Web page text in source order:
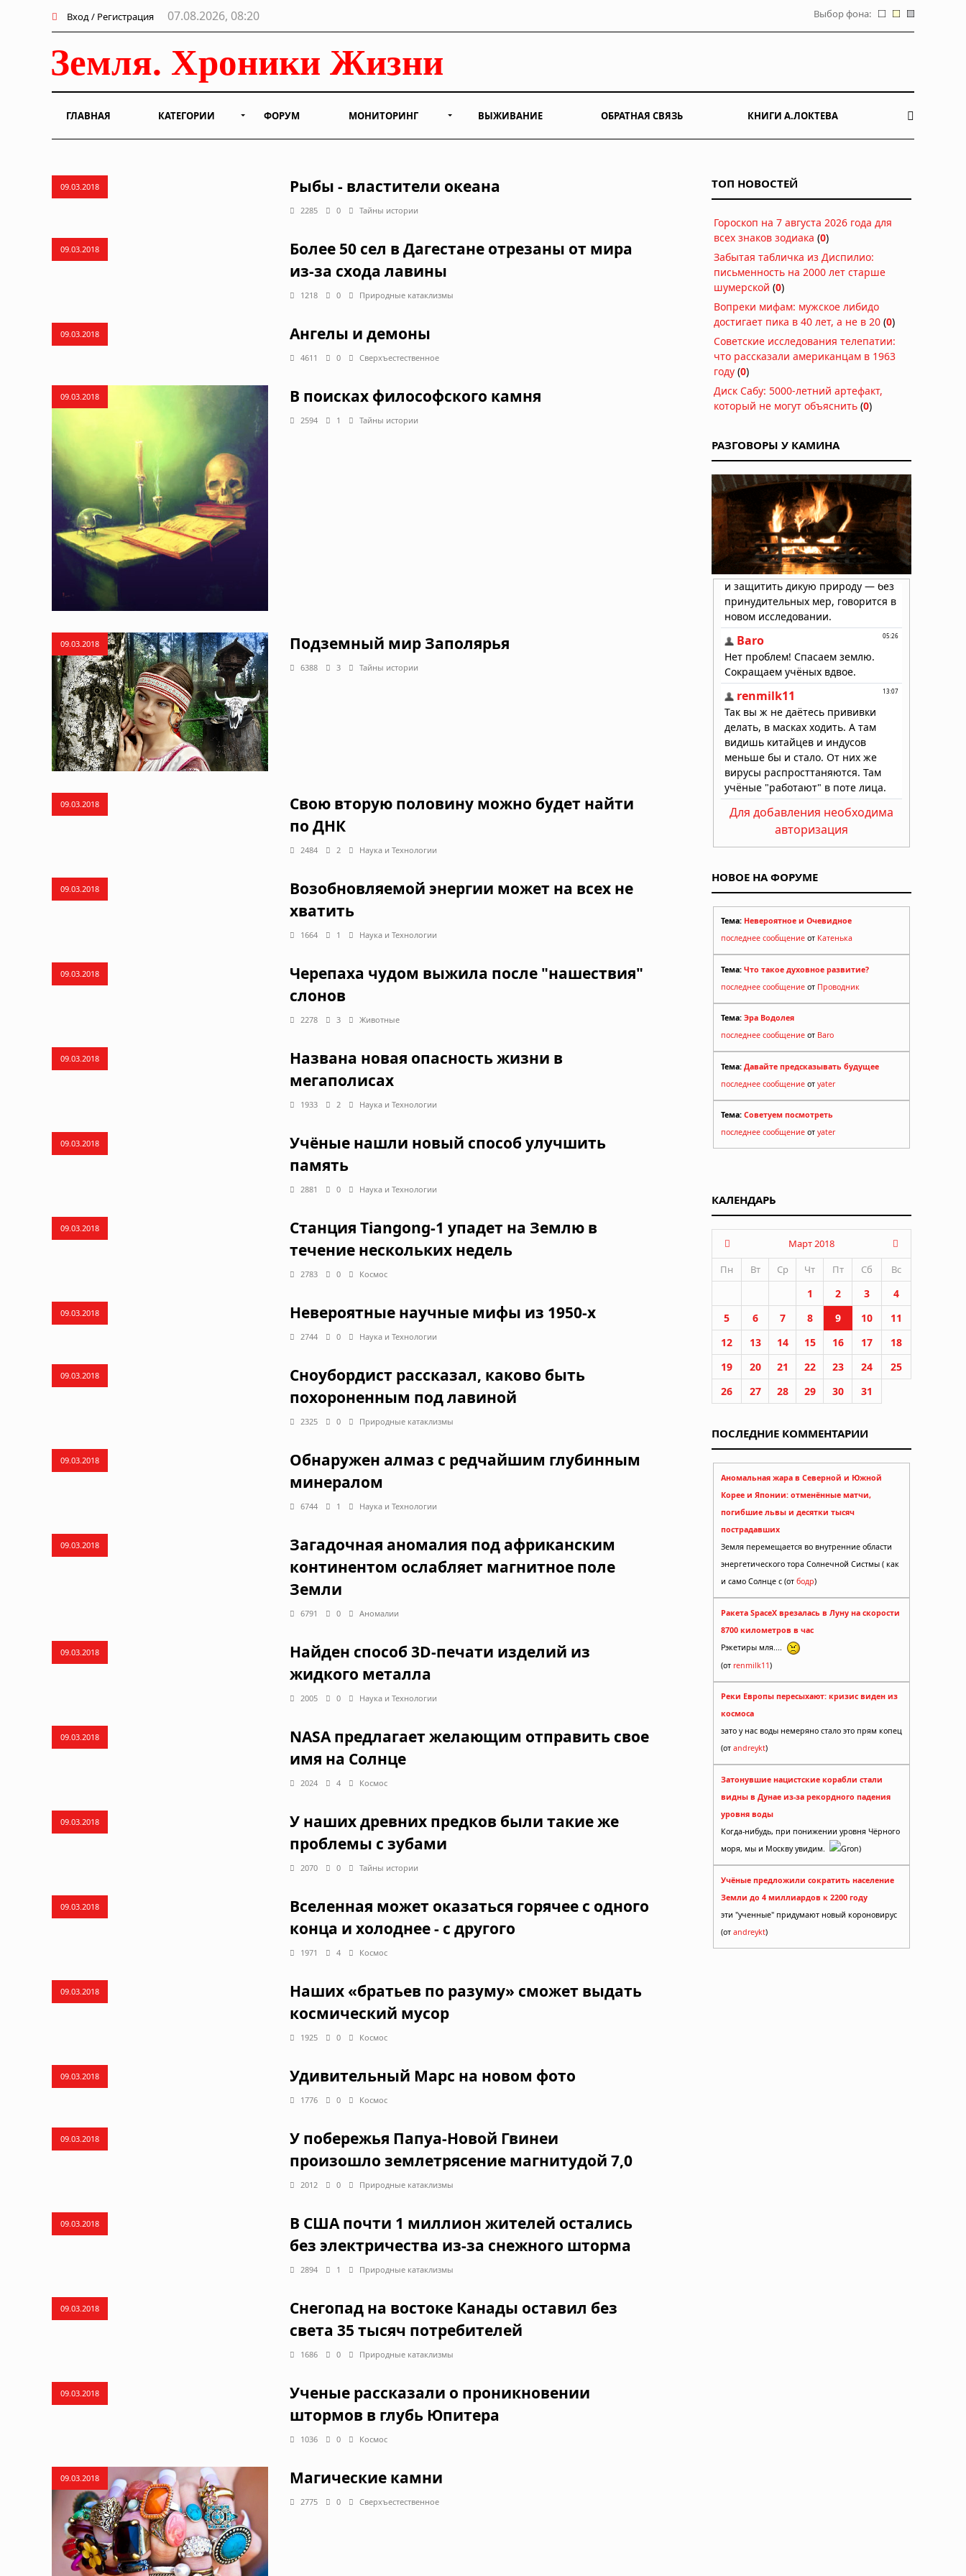
Вход / Регистрация 07.08.2026, 08:20 Выбор фона:
ГЛАВНАЯ КАТЕГОРИИ ФОРУМ МОНИТОРИНГ ВЫЖИВАНИЕ ОБРАТНАЯ СВЯЗЬ КНИГИ А.ЛОКТЕВА
09.03.2018 Рыбы - властители океана
2285 0 Тайны истории
09.03.2018
Более 50 сел в Дагестане отрезаны от мира
из-за схода лавины
1218 0 Природные катаклизмы
09.03.2018 Ангелы и демоны
4611 0 Сверхъестественное
09.03.2018 В поисках философского камня
2594 1 Тайны истории
09.03.2018 Подземный мир Заполярья
6388 3 Тайны истории
09.03.2018
Свою вторую половину можно будет найти
по ДНК
2484 2 Наука и Технологии
09.03.2018
Возобновляемой энергии может на всех не
хватить
1664 1 Наука и Технологии
09.03.2018
Черепаха чудом выжила после "нашествия"
слонов
2278 3 Животные
09.03.2018
Названа новая опасность жизни в
мегаполисах
1933 2 Наука и Технологии
09.03.2018
Учёные нашли новый способ улучшить
память
2881 0 Наука и Технологии
09.03.2018
Станция Tiangong-1 упадет на Землю в
течение нескольких недель
2783 0 Космос
09.03.2018 Невероятные научные мифы из 1950-х
2744 0 Наука и Технологии
09.03.2018
Сноубордист рассказал, каково быть
похороненным под лавиной
2325 0 Природные катаклизмы
09.03.2018
Обнаружен алмаз с редчайшим глубинным
минералом
6744 1 Наука и Технологии
09.03.2018
Загадочная аномалия под африканским
континентом ослабляет магнитное поле
Земли
6791 0 Аномалии
09.03.2018
Найден способ 3D-печати изделий из
жидкого металла
2005 0 Наука и Технологии
09.03.2018
NASA предлагает желающим отправить свое
имя на Солнце
2024 4 Космос
09.03.2018
У наших древних предков были такие же
проблемы с зубами
2070 0 Тайны истории
09.03.2018
Вселенная может оказаться горячее с одного
конца и холоднее - с другого
1971 4 Космос
09.03.2018
Наших «братьев по разуму» сможет выдать
космический мусор
1925 0 Космос
09.03.2018 Удивительный Марс на новом фото
1776 0 Космос
09.03.2018
У побережья Папуа-Новой Гвинеи
произошло землетрясение магнитудой 7,0
2012 0 Природные катаклизмы
09.03.2018
В США почти 1 миллион жителей остались
без электричества из-за снежного шторма
2894 1 Природные катаклизмы
09.03.2018
Снегопад на востоке Канады оставил без
света 35 тысяч потребителей
1686 0 Природные катаклизмы
09.03.2018
Ученые рассказали о проникновении
штормов в глубь Юпитера
1036 0 Космос
09.03.2018 Магические камни
2775 0 Сверхъестественное
ТОП НОВОСТЕЙ
Гороскоп на 7 августа 2026 года для
всех знаков зодиака (0)
Забытая табличка из Диспилио:
письменность на 2000 лет старше
шумерской (0)
Вопреки мифам: мужское либидо
достигает пика в 40 лет, а не в 20 (0)
Советские исследования телепатии:
что рассказали американцам в 1963
году (0)
Диск Сабу: 5000-летний артефакт,
который не могут объяснить (0)
РАЗГОВОРЫ У КАМИНА
Для добавления необходима
авторизация
НОВОЕ НА ФОРУМЕ
Тема: Невероятное и Очевидное
последнее сообщение от Катенька
Тема: Что такое духовное развитие?
последнее сообщение от Проводник
Тема: Эра Водолея
последнее сообщение от Baro
Тема: Давайте предсказывать будущее
последнее сообщение от yater
Тема: Советуем посмотреть
последнее сообщение от yater
КАЛЕНДАРЬ
Март 2018
Пн
Вт Ср Чт Пт Сб Вс
1 2 3
4
5
6 7 8 9 10
11
12
13 14 15 16 17
18
19
20 21 22 23 24
25
26
27 28 29 30 31
ПОСЛЕДНИЕ КОММЕНТАРИИ
Аномальная жара в Северной и Южной
Корее и Японии: отменённые матчи,
погибшие львы и десятки тысяч
пострадавших
Земля перемещается во внутренние области
энергетического тора Солнечной Систмы ( как
и само Солнце с (от бодр)
Ракета SpaceX врезалась в Луну на скорости
8700 километров в час
Рэкетиры мля....
(от renmilk11)
Реки Европы пересыхают: кризис виден из
космоса
зато у нас воды немеряно стало это прям копец
(от andreykt)
Затонувшие нацистские корабли стали
видны в Дунае из-за рекордного падения
уровня воды
Когда-нибудь, при понижении уровня Чёрного
моря, мы и Москву увидим.
Gron)
Учёные предложили сократить население
Земли до 4 миллиардов к 2200 году
эти "ученные" придумают новый короновирус
(от andreykt)